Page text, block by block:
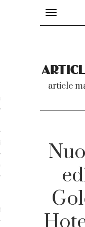
Toggle
article